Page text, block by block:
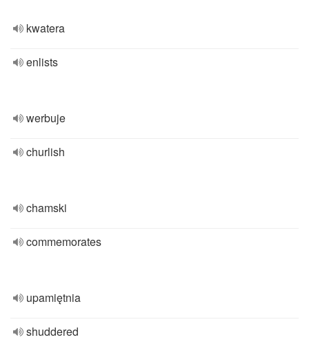
kwatera
enlists
werbuje
churlish
chamski
commemorates
upamiętnia
shuddered